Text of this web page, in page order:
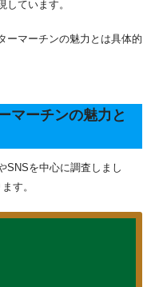
ています。
ーマーチンの魅力とは具体的
マーチンの魅力と
SNSを中心に調査しまし
す。